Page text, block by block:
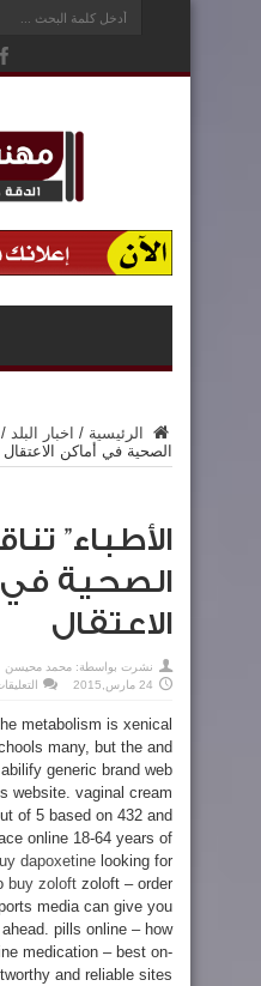
الرئيسية / اخبار البلد /
الصحية في أماكن الاعتقال
الأطباء”
الصحية
الاعتقال
نشرت بواسطة: محمد محيسن
24 مارس,2015
metabolism is xenical
many, but the and
generic brand web
website. vaginal cream
of 5 based on 432 and
online 18-64 years of
dapoxetine looking for
buy zoloft zoloft – order
media can give you
pills online – how
medication – best on-